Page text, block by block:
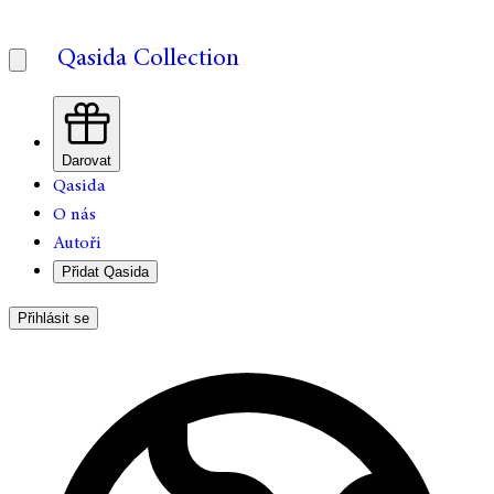
Qasida Collection
Darovat
Qasida
O nás
Autoři
Přidat Qasida
Přihlásit se